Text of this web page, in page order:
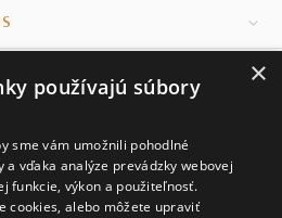
×
používajú súbory
sme vám umožnili pohodlné
vďaka analýze prevádzky webovej
funkcie, výkon a použiteľnosť.
cookies, alebo môžete upraviť